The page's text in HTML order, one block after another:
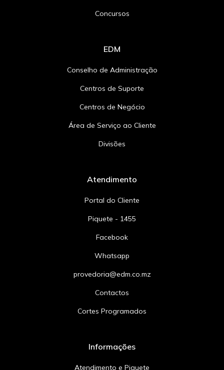
Concursos
EDM
Conselho de Administração
Centros de Suporte
Centros de Negócio
Área de Serviço ao Cliente
Divisões
Atendimento
Portal do Cliente
Piquete - 1455
Facebook
Whatsapp
provedoria@edm.co.mz
Contactos
Cortes Programados
Informações
Atendimento e Piquete